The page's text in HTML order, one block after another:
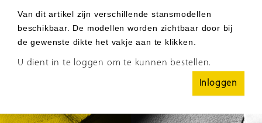
Van dit artikel zijn verschillende stansmodellen
beschikbaar. De modellen worden zichtbaar door bij
de gewenste dikte het vakje aan te klikken.
U dient in te loggen om te kunnen bestellen.
Inloggen